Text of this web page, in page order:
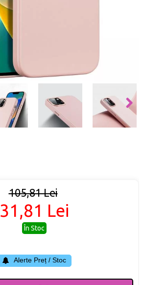
105,81 Lei
31,81 Lei
În Stoc
Alerte Preț / Stoc